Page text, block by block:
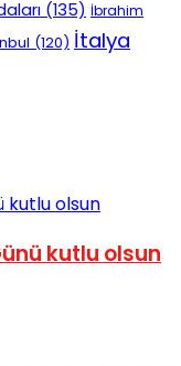
(135) İbrahim
(120) İtalya
kutlu olsun